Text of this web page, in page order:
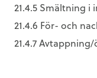
21.4.5 Smältning i
21.4.6 För- och
21.4.7